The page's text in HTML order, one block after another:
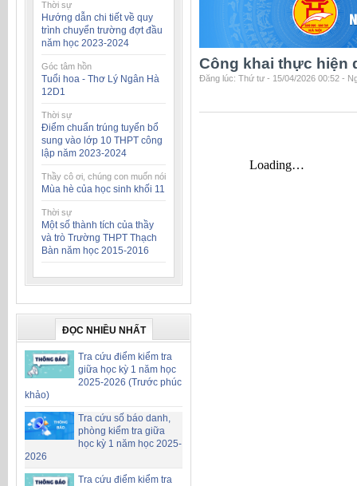
Thời sự
Hướng dẫn chi tiết về quy
trình chuyển trường đợt đầu
năm học 2023-2024
Góc tâm hồn
Tuổi hoa - Thơ Lý Ngân Hà
12D1
Thời sự
Điểm chuẩn trúng tuyển bổ
sung vào lớp 10 THPT công
lập năm 2023-2024
Thầy cô ơi, chúng con muốn nói
Mùa hè của học sinh khối 11
Thời sự
Một số thành tích của thầy
và trò Trường THPT Thạch
Bàn năm học 2015-2016
ĐỌC NHIỀU NHẤT
Tra cứu điểm kiểm tra
giữa học kỳ 1 năm học
2025-2026 (Trước phúc
khảo)
Tra cứu số báo danh,
phòng kiểm tra giữa
học kỳ 1 năm học 2025-
2026
Tra cứu điểm kiểm tra
Công khai thực hiện
Đăng lúc: Thứ tư - 15/04/2026 00:52 -